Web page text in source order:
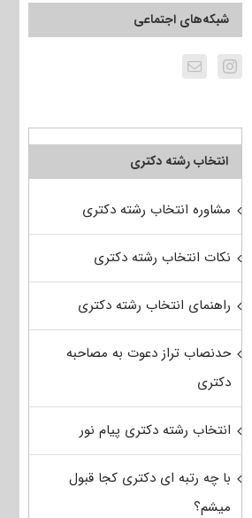
شبکه‌های اجتماعی
انتخاب رشته دکتری
مشاوره انتخاب رشته دکتری
نکات انتخاب رشته دکتری
راهنمای انتخاب رشته دکتری
حدنصاب تراز دعوت به مصاحبه
دکتری
انتخاب رشته دکتری پیام نور
با چه رتبه ای دکتری کجا قبول
میشم؟